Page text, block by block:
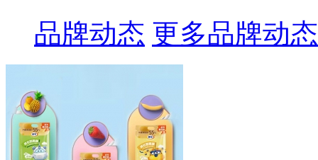
品牌动态 更多品牌动态